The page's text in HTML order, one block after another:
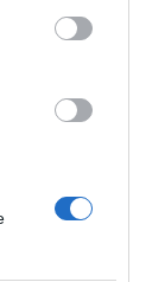
Ukrajine k
za Moskvo,
Cie in